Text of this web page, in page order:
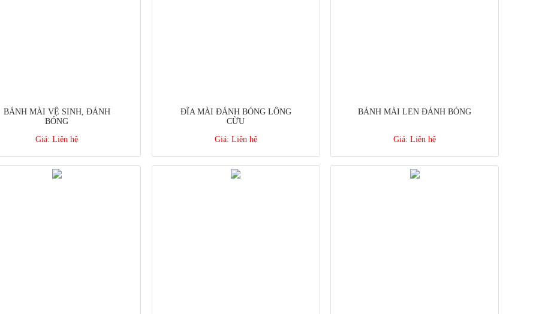
BÁNH MÀI VỆ SINH, ĐÁNH
BÓNG
Giá: Liên hệ
ĐĨA MÀI ĐÁNH BÓNG LÔNG
CỪU
Giá: Liên hệ
BÁNH MÀI LEN ĐÁNH BÓNG
Giá: Liên hệ